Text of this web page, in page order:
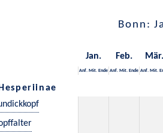
Bonn:
Jan. Feb. Mär.
Anf. Mit. Ende Anf. Mit. Ende Anf. Mit.